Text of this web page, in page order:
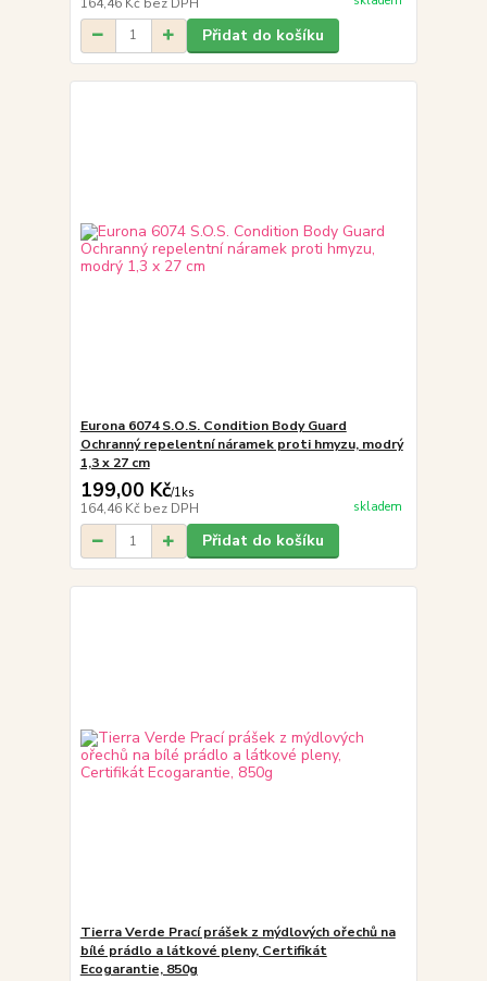
Přidat do košíku
Eurona 6074 S.O.S. Condition Body Guard
Ochranný repelentní náramek proti hmyzu, modrý
1,3 x 27 cm
199,00 Kč/1ks
164,46 Kč bez DPH skladem
Přidat do košíku
Tierra Verde Prací prášek z mýdlových ořechů na
bílé prádlo a látkové pleny, Certifikát
Ecogarantie, 850g